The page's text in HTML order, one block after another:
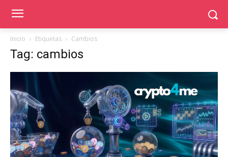
Inicio Etiquetas Cambios
Tag: cambios